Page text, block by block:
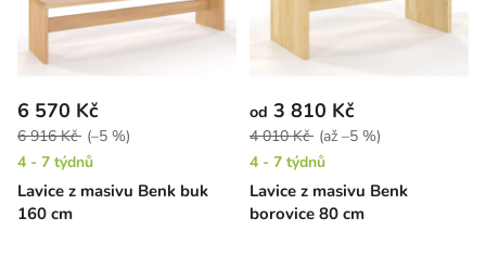
Lavice z masivu Benk buk
160 cm
6 570 Kč
6 916 Kč (–5 %)
4 - 7 týdnů
Lavice z masivu Benk
borovice 80 cm
od 3 810 Kč
4 010 Kč (až –5 %)
4 - 7 týdnů